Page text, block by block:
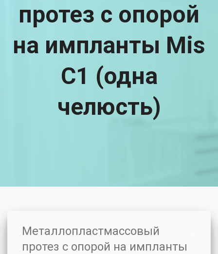
протез с опорой
на импланты Mis
C1 (одна
челюсть)
Металлопластмассовый
протез с опорой на импланты